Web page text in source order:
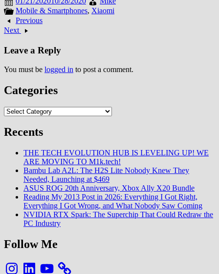
Mobile & Smartphones, Xiaomi
Previous
Next
Leave a Reply
You must be logged in to post a comment.
Categories
Categories
Recents
THE TECH EVOLUTION HUB IS LEVELING UP! WE
ARE MOVING TO M1k.tech!
Bambu Lab A2L: The H2S Lite Nobody Knew They
Needed, Launching at $469
ASUS ROG 20th Anniversary, Xbox Ally X20 Bundle
Reading My 2013 Post in 2026: Everything I Got Right,
Everything I Got Wrong, and What Nobody Saw Coming
NVIDIA RTX Spark: The Superchip That Could Redraw the
PC Industry
Follow Me
InstagramLinkedInYouTube